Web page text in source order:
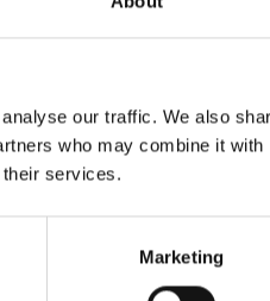
our traffic. We also
who may combine it with
their services.
Marketing
Set da
€ 610,56
VEDI